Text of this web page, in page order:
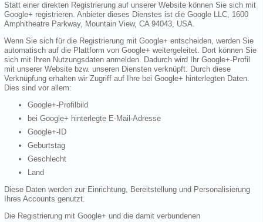
Statt einer direkten Registrierung auf unserer Website können Sie sich mit
Google+ registrieren. Anbieter dieses Dienstes ist die Google LLC, 1600
Amphitheatre Parkway, Mountain View, CA 94043, USA.
Wenn Sie sich für die Registrierung mit Google+ entscheiden, werden Sie
automatisch auf die Plattform von Google+ weitergeleitet. Dort können Sie
sich mit Ihren Nutzungsdaten anmelden. Dadurch wird Ihr Google+-Profil
mit unserer Website bzw. unseren Diensten verknüpft. Durch diese
Verknüpfung erhalten wir Zugriff auf Ihre bei Google+ hinterlegten Daten.
Dies sind vor allem:
Google+-Profilbild
bei Google+ hinterlegte E-Mail-Adresse
Google+-ID
Geburtstag
Geschlecht
Land
Diese Daten werden zur Einrichtung, Bereitstellung und Personalisierung
Ihres Accounts genutzt.
Die Registrierung mit Google+ und die damit verbundenen